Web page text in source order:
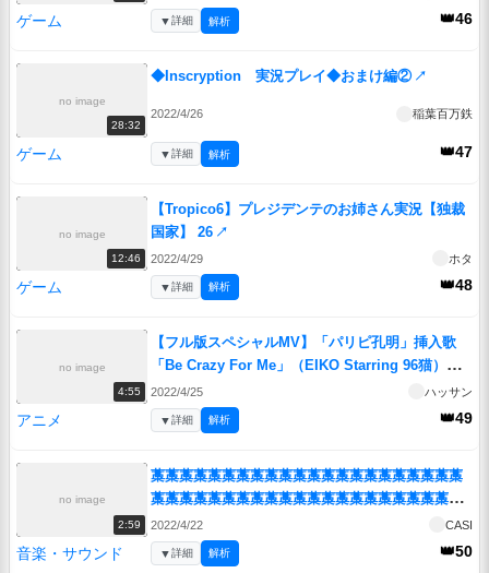
ゲーム 👑46
▼詳細 解析
no image
28:32
◆Inscryption 実況プレイ◆おまけ編② ↗
2022/4/26 稲葉百万鉄
ゲーム 👑47
▼詳細 解析
no image
12:46
【Tropico6】プレジデンテのお姉さん実況【独裁
国家】 26 ↗
2022/4/29 ホタ
ゲーム 👑48
▼詳細 解析
no image
4:55
【フル版スペシャルMV】「パリピ孔明」挿入歌
「Be Crazy For Me」（EIKO Starring 96猫）フ
ル尺スペシャルMusic Video
2022/4/25 ハッサン
アニメ 👑49
▼詳細 解析
no image
2:59
藁藁藁藁藁藁藁藁藁藁藁藁藁藁藁藁藁藁藁藁藁藁
藁藁藁藁藁藁藁藁藁藁藁藁藁藁藁藁藁藁藁藁藁藁
藁藁藁藁藁藁藁藁藁藁藁藁藁藁藁藁藁藁藁藁藁藁
藁藁藁藁藁藁藁藁藁藁藁藁藁藁藁藁藁藁藁藁藁藁
藁藁藁藁藁藁藁藁藁藁藁
2022/4/22 CASI
音楽・サウンド 👑50
▼詳細 解析